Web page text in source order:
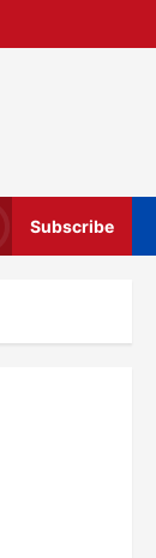
Subscribe